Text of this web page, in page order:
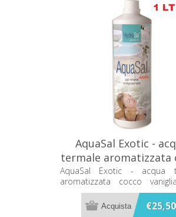
AquaSal Exotic -
termale aromatizzata
vaniglia 1 lt
AquaSal Exotic - acqua
aromatizzata cocco
71501001
€25,50